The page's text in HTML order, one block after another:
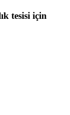
tesisi için